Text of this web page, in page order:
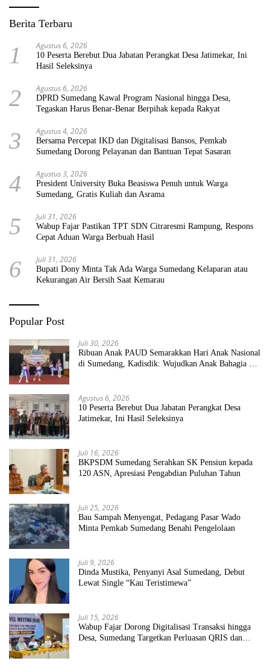
Berita Terbaru
1 Agustus 6, 2026
10 Peserta Berebut Dua Jabatan Perangkat Desa Jatimekar, Ini
Hasil Seleksinya
2 Agustus 6, 2026
DPRD Sumedang Kawal Program Nasional hingga Desa,
Tegaskan Harus Benar-Benar Berpihak kepada Rakyat
3 Agustus 4, 2026
Bersama Percepat IKD dan Digitalisasi Bansos, Pemkab
Sumedang Dorong Pelayanan dan Bantuan Tepat Sasaran
4 Agustus 3, 2026
President University Buka Beasiswa Penuh untuk Warga
Sumedang, Gratis Kuliah dan Asrama
5 Juli 31, 2026
Wabup Fajar Pastikan TPT SDN Citraresmi Rampung, Respons
Cepat Aduan Warga Berbuah Hasil
6 Juli 31, 2026
Bupati Dony Minta Tak Ada Warga Sumedang Kelaparan atau
Kekurangan Air Bersih Saat Kemarau
Popular Post
Juli 30, 2026
Ribuan Anak PAUD Semarakkan Hari Anak Nasional
di Sumedang, Kadisdik: Wujudkan Anak Bahagia dan
Agustus 6, 2026
10 Peserta Berebut Dua Jabatan Perangkat Desa
Jatimekar, Ini Hasil Seleksinya
Juli 16, 2026
BKPSDM Sumedang Serahkan SK Pensiun kepada
120 ASN, Apresiasi Pengabdian Puluhan Tahun
Juli 25, 2026
Bau Sampah Menyengat, Pedagang Pasar Wado
Minta Pemkab Sumedang Benahi Pengelolaan
Juli 9, 2026
Dinda Mustika, Penyanyi Asal Sumedang, Debut
Lewat Single “Kau Teristimewa”
Juli 15, 2026
Wabup Fajar Dorong Digitalisasi Transaksi hingga
Desa, Sumedang Targetkan Perluasan QRIS dan